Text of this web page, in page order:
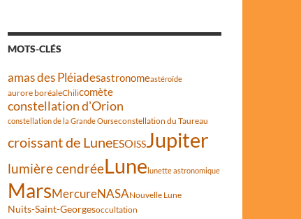
MOTS-CLÉS
amas des Pléiadesastronomeastéroïde
aurore boréaleChilicomète
constellation d'Orion
constellation de la Grande Ourseconstellation du Taureau
croissant de LuneESOISSJupiter
lumière cendréeLunelunette astronomique
MarsMercureNASANouvelle Lune
Nuits-Saint-Georgesoccultation